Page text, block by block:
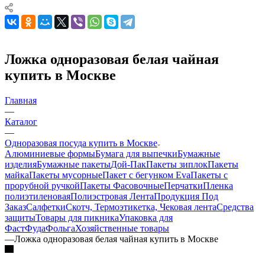
Ложка одноразовая белая чайная
купить в Москве
Главная
—
Каталог
—
Одноразовая посуда купить в Москве
Алюминиевые формыБумага для выпечкиБумажные
изделияБумажные пакетыДой-ПакПакеты зиплокПакеты
майкаПакеты мусорныеПакет с бегунком EvaПакеты с
прорубной ручкойПакеты ФасовочныеПерчаткиПленка
полиэтиленоваяПолиэстровая ЛентаПродукция Под
ЗаказСалфеткиСкотч, Термоэтикетка, Чековая лентаСредства
защитыТовары для пикникаУпаковка для
ФастФудаФольгаХозяйственные товары
—Ложка одноразовая белая чайная купить в Москве